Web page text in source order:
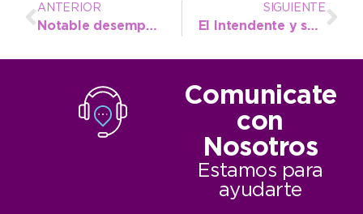
ANTERIOR
Notable desempeño de Tiago Rojas en la Copa Buenos Aires, selectiva para los Juegos Evita
SIGUIENTE
El Intendente y su equipo atendieron los reclamos de los vecinos en una nueva visita al Barrio 9 de Julio
Comunicate
con
Nosotros
Estamos para
ayudarte